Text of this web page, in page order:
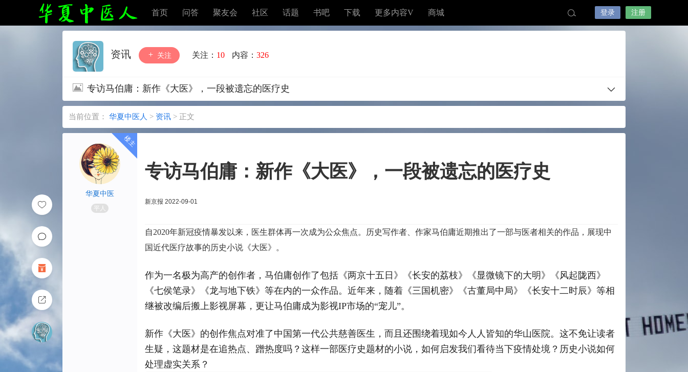
首页 问答 聚友会 社区 话题 书吧 下载 更多内容V 商城 登录 注册
资讯 关注 关注： 10 内容： 326
专访马伯庸：新作《大医》，一段被遗忘的医疗史
当前位置： 华夏中医人 > 资讯 > 正文
华夏中医
平人
专访马伯庸：新作《大医》，一段被遗忘的医疗史
新京报 2022-09-01
自2020年新冠疫情暴发以来，医生群体再一次成为公众焦点。历史写作者、作家马伯庸近期推出了一部与医者相关的作品，展现中
国近代医疗故事的历史小说《大医》。
作为一名极为高产的创作者，马伯庸创作了包括《两京十五日》《长安的荔枝》《显微镜下的大明》《风起陇西》
《七侯笔录》《龙与地下铁》等在内的一众作品。近年来，随着《三国机密》《古董局中局》《长安十二时辰》等相
继被改编后搬上影视屏幕，更让马伯庸成为影视IP市场的“宠儿”。
新作《大医》的创作焦点对准了中国第一代公共慈善医生，而且还围绕着现如今人人皆知的华山医院。这不免让读者
生疑，这题材是在追热点、蹭热度吗？这样一部医疗史题材的小说，如何启发我们看待当下疫情处境？历史小说如何
处理虚实关系？